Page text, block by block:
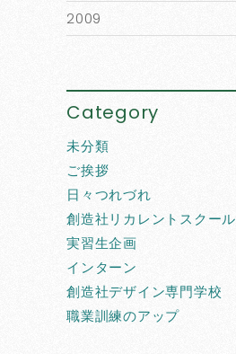
2009
Category
未分類
ご挨拶
日々つれづれ
創造社リカレントスクール
実習生企画
インターン
創造社デザイン専門学校
職業訓練のアップ